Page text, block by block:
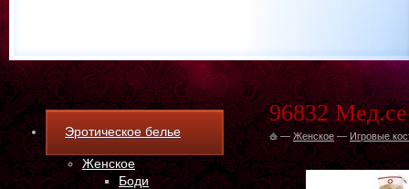
Эротическое белье
Женское
Боди
96832
— Женское —Игровые